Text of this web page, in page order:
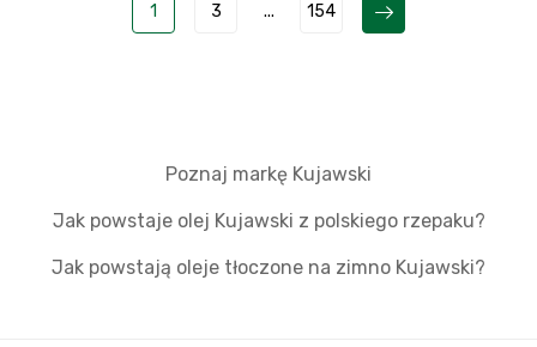
1 3 ... 154
Poznaj markę Kujawski
Jak powstaje olej Kujawski z polskiego rzepaku?
Jak powstają oleje tłoczone na zimno Kujawski?